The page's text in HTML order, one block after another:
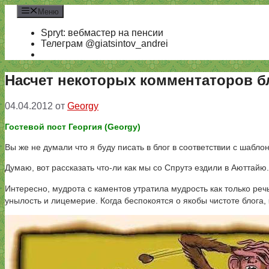
Перейти
к
содержимому
Меню
Spryt: вебмастер на пенсии
Телеграм @giatsintov_andrei
Насчет некоторых комментаторов
04.04.2012 от Georgy
Гостевой пост Георгия (Georgy)
Вы же не думали что я буду писать в блог в соответствии с
Думаю, вот рассказать что-ли как мы со Спрутэ ездили в
Интересно, мудрота с каментов утратила мудрость как только
унылость и лицемерие. Когда беспокоятся о якобы чистоте